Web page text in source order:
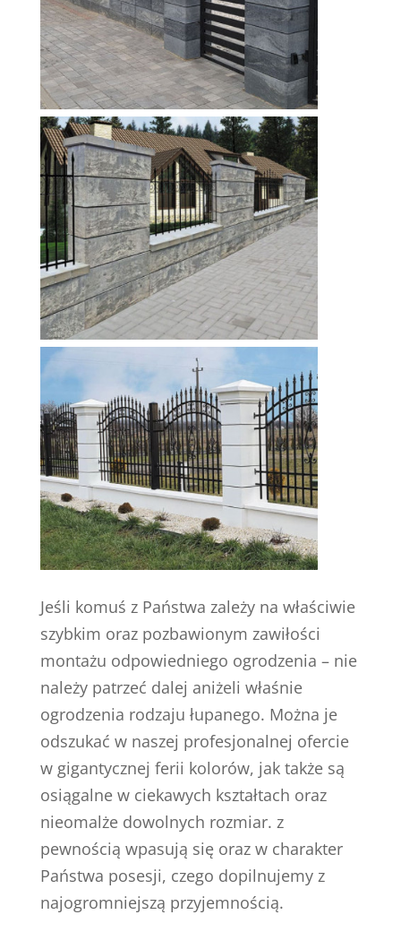
Jeśli komuś z Państwa zależy na właściwie
szybkim oraz pozbawionym zawiłości
montażu odpowiedniego ogrodzenia – nie
należy patrzeć dalej aniżeli właśnie
ogrodzenia rodzaju łupanego. Można je
odszukać w naszej profesjonalnej ofercie
w gigantycznej ferii kolorów, jak także są
osiągalne w ciekawych kształtach oraz
nieomalże dowolnych rozmiar. z
pewnością wpasują się oraz w charakter
Państwa posesji, czego dopilnujemy z
najogromniejszą przyjemnością.